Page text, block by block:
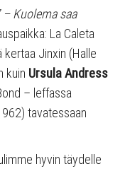
– Kuolema saa
La Caleta
kertaa Jinxin (Halle
kuin Ursula Andress
– leffassa
tavatessaan
hyvin täydelle